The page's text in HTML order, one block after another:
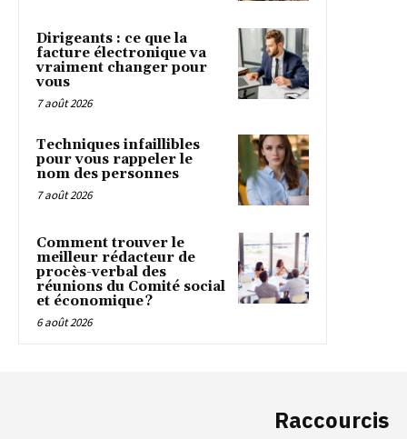
Dirigeants : ce que la
facture électronique va
vraiment changer pour
vous
7 août 2026
Techniques infaillibles
pour vous rappeler le
nom des personnes
7 août 2026
Comment trouver le
meilleur rédacteur de
procès-verbal des
réunions du Comité social
et économique ?
6 août 2026
Raccourcis